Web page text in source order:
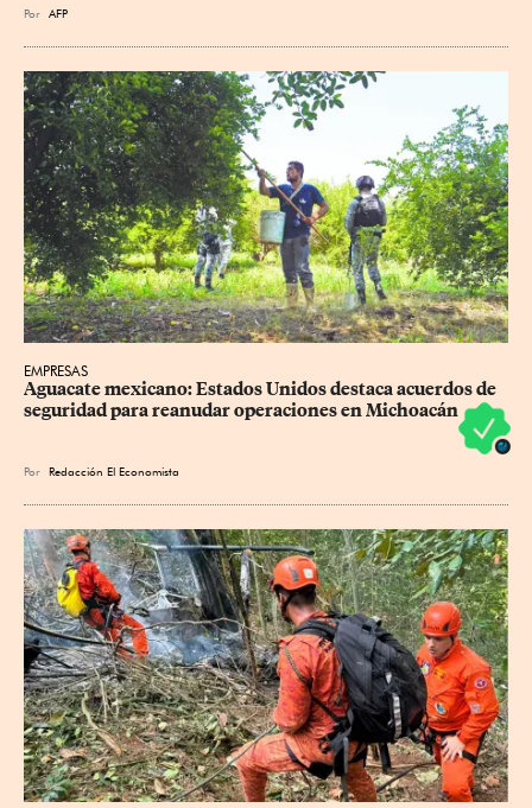
Por AFP
EMPRESAS
Aguacate mexicano: Estados Unidos destaca acuerdos de
seguridad para reanudar operaciones en Michoacán
Por Redacción El Economista